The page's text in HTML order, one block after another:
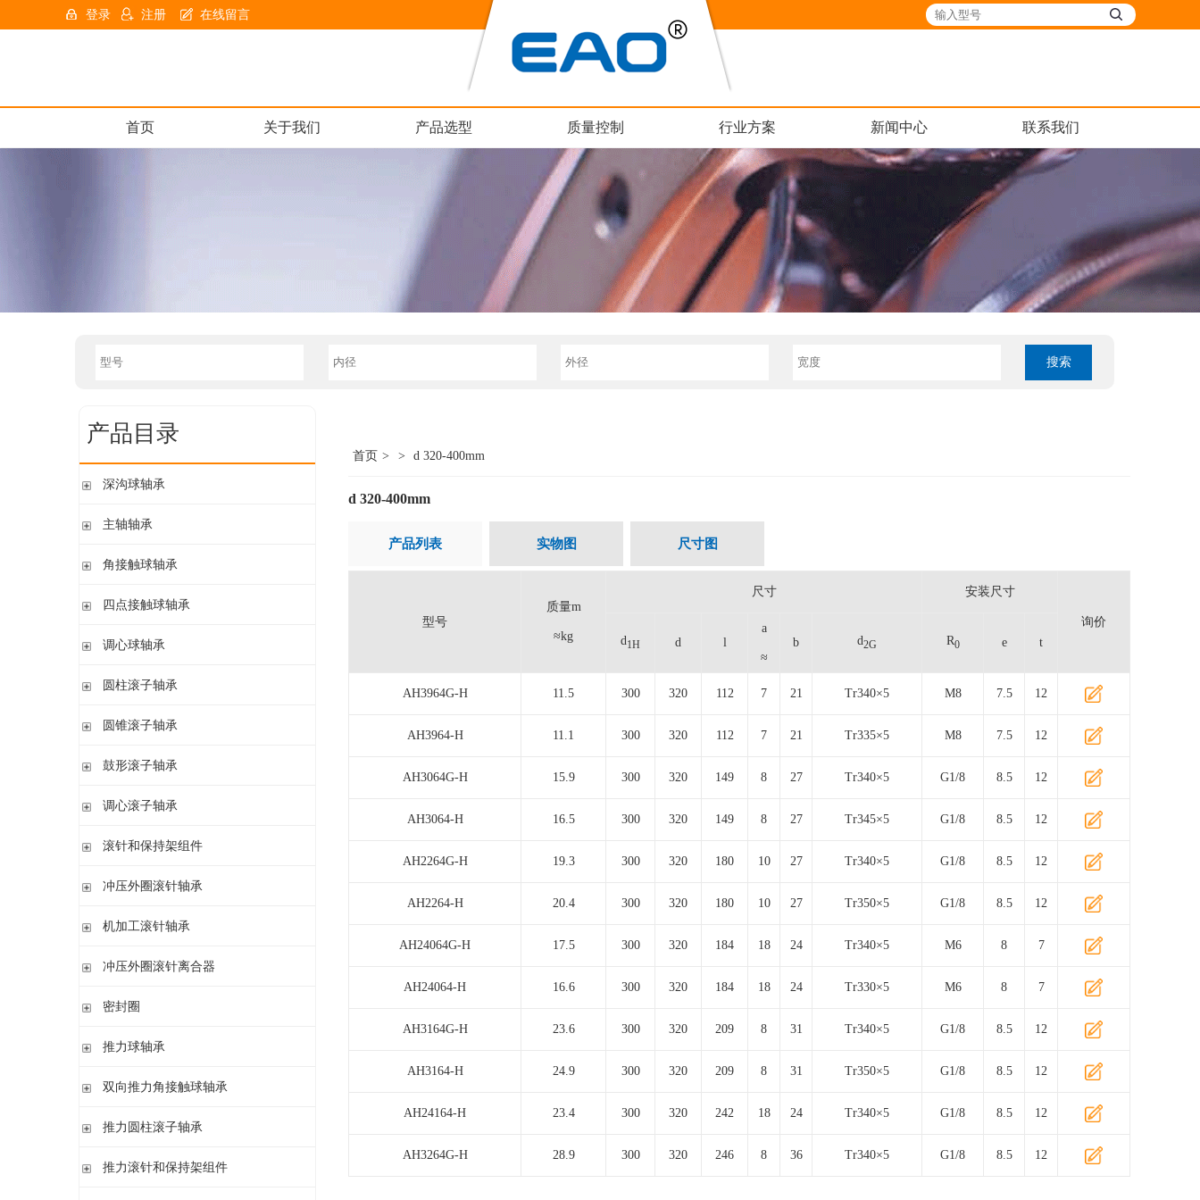
在线留言
登录 注册
首页 关于我们 产品选型 质量控制 行业方案 新闻中心 联系我们
产品目录
深沟球轴承
单列开式
双列
主轴轴承
带钢球
带钢球 密封
角接触球轴承
单列开式或密封
双列开式或密封
四点接触球轴承
四点接触球轴承
调心球轴承
圆柱孔开式或密封
圆柱孔或圆锥孔 开式
带紧定套开式或密封
带紧定套开式
圆柱滚子轴承
带保持架的圆柱滚子轴承
单列满装圆柱滚子轴承
高精密圆柱滚子轴承
圆锥滚子轴承
单列圆锥滚子轴承
单列英制圆锥滚子轴承
鼓形滚子轴承
圆柱孔或圆锥孔
调心滚子轴承
圆柱孔或圆锥孔
带退卸套
滚针和保持架组件
单列
冲压外圈滚针轴承
开式 闭式 无密封
开式、满装滚针单元、无密封
机加工滚针轴承
无内圈
带内圈 开式
带内圈 密封
无挡边无内圈 开式
调心 有/无内圈
滚针/ 推力球轴承 无内圈 带或不带外罩
冲压外圈滚针离合器
不带轴承 带滚花或不带滚花
密封圈
密封圈
推力球轴承
单向推力球轴承
双向推力角接触球轴承
双向推力角接触球轴承
推力圆柱滚子轴承
推力圆柱滚子轴承 保持架组件 推力轴承垫圈
推力滚针和保持架组件
首页 > > d 320-400mm
d 320-400mm
产品列表 实物图 尺寸图
型号
质量m
≈kg
尺寸 安装尺寸
询价
d1H d l
a
≈
b d2G R0 e t
AH3964G-H 11.5 300 320 112 7 21 Tr340×5 M8 7.5 12
AH3964-H 11.1 300 320 112 7 21 Tr335×5 M8 7.5 12
AH3064G-H 15.9 300 320 149 8 27 Tr340×5 G1/8 8.5 12
AH3064-H 16.5 300 320 149 8 27 Tr345×5 G1/8 8.5 12
AH2264G-H 19.3 300 320 180 10 27 Tr340×5 G1/8 8.5 12
AH2264-H 20.4 300 320 180 10 27 Tr350×5 G1/8 8.5 12
AH24064G-H 17.5 300 320 184 18 24 Tr340×5 M6 8 7
AH24064-H 16.6 300 320 184 18 24 Tr330×5 M6 8 7
AH3164G-H 23.6 300 320 209 8 31 Tr340×5 G1/8 8.5 12
AH3164-H 24.9 300 320 209 8 31 Tr350×5 G1/8 8.5 12
AH24164-H 23.4 300 320 242 18 24 Tr340×5 G1/8 8.5 12
AH3264G-H 28.9 300 320 246 8 36 Tr340×5 G1/8 8.5 12